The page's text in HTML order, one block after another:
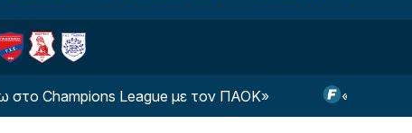
League με τον ΠΑΟΚ» «Κατέθεσε